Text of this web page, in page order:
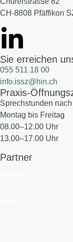
CH-8808 Pfäffikon
Sie erreichen
055 511 18 00
info.issz@hin.ch
Praxis-
Sprechstunden
Montag bis Freitag
08.00–12.00 Uhr
13.00–17.00 Uhr
Partner